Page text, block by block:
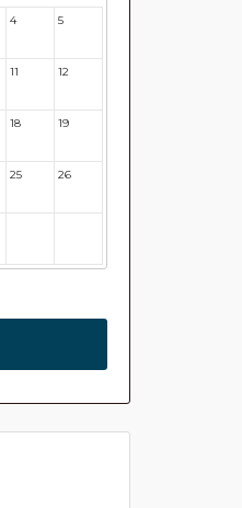
4 5
11 12
18 19
25 26